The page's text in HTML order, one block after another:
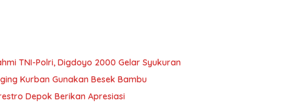
TNI-Polri, Digdoyo 2000 Gelar Syukuran
Kurban Gunakan Besek Bambu
Depok Berikan Apresiasi